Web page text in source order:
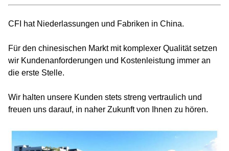
CFI hat Niederlassungen und Fabriken in China.
Für den chinesischen Markt mit komplexer Qualität setzen
wir Kundenanforderungen und Kostenleistung immer an
die erste Stelle.
Wir halten unsere Kunden stets streng vertraulich und
freuen uns darauf, in naher Zukunft von Ihnen zu hören.